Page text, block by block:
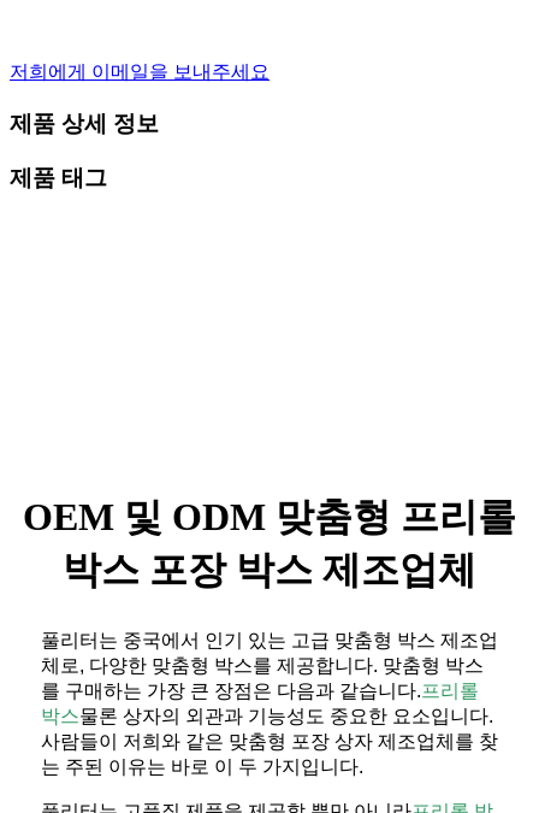
저희에게 이메일을 보내주세요
제품 상세 정보
제품 태그
OEM 및 ODM 맞춤형 프리롤
박스 포장 박스 제조업체
풀리터는 중국에서 인기 있는 고급 맞춤형 박스 제조업
체로, 다양한 맞춤형 박스를 제공합니다. 맞춤형 박스
를 구매하는 가장 큰 장점은 다음과 같습니다.프리롤
박스물론 상자의 외관과 기능성도 중요한 요소입니다.
사람들이 저희와 같은 맞춤형 포장 상자 제조업체를 찾
는 주된 이유는 바로 이 두 가지입니다.